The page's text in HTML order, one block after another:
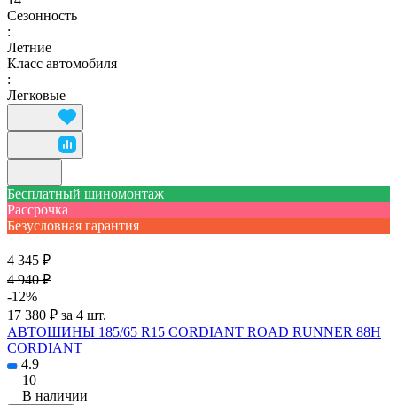
Сезонность
:
Летние
Класс автомобиля
:
Легковые
Бесплатный шиномонтаж
Рассрочка
Безусловная гарантия
4 345 ₽
4 940 ₽
-12%
17 380 ₽ за 4 шт.
АВТОШИНЫ 185/65 R15 CORDIANT ROAD RUNNER 88H
CORDIANT
4.9
10
В наличии